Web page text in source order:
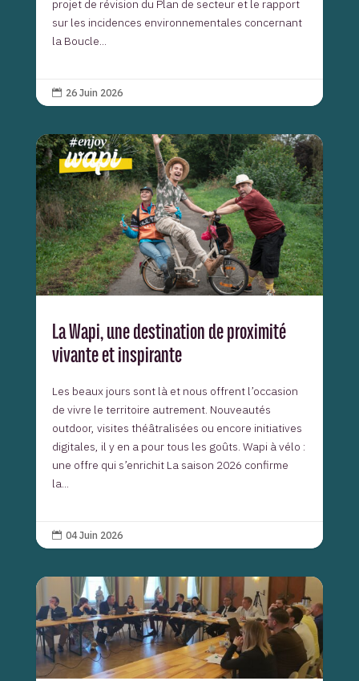
projet de révision du Plan de secteur et le rapport
sur les incidences environnementales concernant
la Boucle...
 26 Juin 2026
La Wapi, une destination de proximité
vivante et inspirante
Les beaux jours sont là et nous offrent l’occasion
de vivre le territoire autrement. Nouveautés
outdoor, visites théâtralisées ou encore initiatives
digitales, il y en a pour tous les goûts. Wapi à vélo :
une offre qui s’enrichit La saison 2026 confirme
la...
 04 Juin 2026